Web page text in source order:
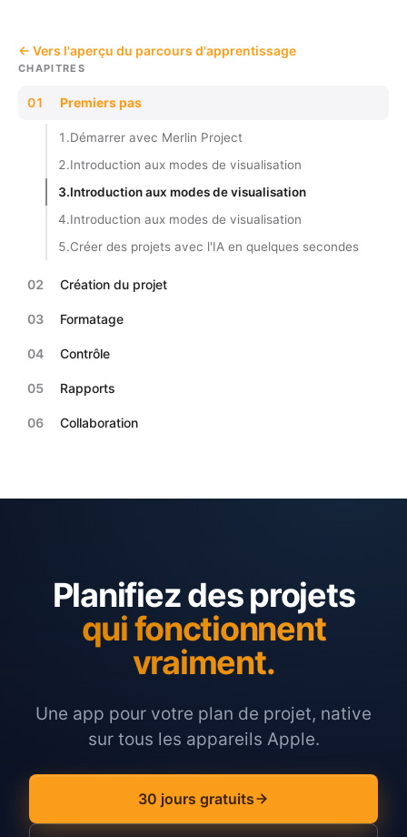
← Vers l'aperçu du parcours d'apprentissage
CHAPITRES
01 Premiers pas
1.Démarrer avec Merlin Project
2.Introduction aux modes de visualisation
3.Introduction aux modes de visualisation
4.Introduction aux modes de visualisation
5.Créer des projets avec l'IA en quelques secondes
02 Création du projet
03 Formatage
04 Contrôle
05 Rapports
06 Collaboration
Planifiez des projets
qui fonctionnent
vraiment.
Une app pour votre plan de projet, native
sur tous les appareils Apple.
30 jours gratuits